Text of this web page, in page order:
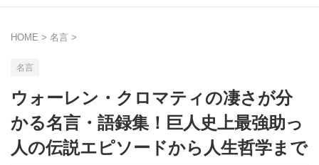
HOME > 名言 >
名言
ウォーレン・クロマティの凄さが分
かる名言・語録集！巨人史上最強助っ
人の伝説エピソードから人生哲学まで